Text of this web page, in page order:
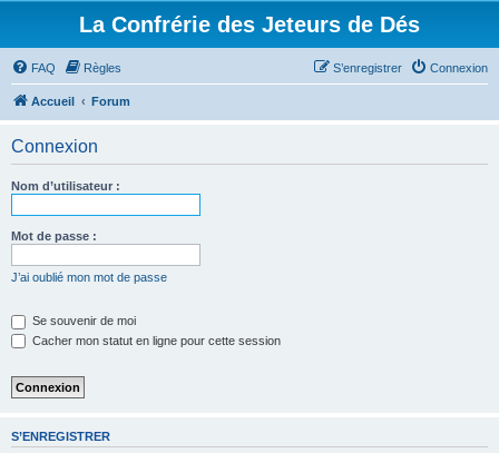
La Confrérie des Jeteurs de Dés
FAQ Règles Connexion
S’enregistrer
Accueil Forum
Connexion
Nom d’utilisateur :
Mot de passe :
J’ai oublié mon mot de passe
Se souvenir de moi
Cacher mon statut en ligne pour cette session
S’ENREGISTRER